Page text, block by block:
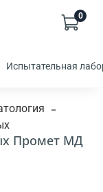
0
Испытательная
Промет МД